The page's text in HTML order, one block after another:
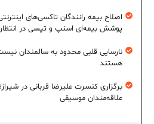
اصلاح بیمه رانندگان تاکسی‌های
پوشش بیمه‌ای اسنپ و تپسی در انتظار
نارسایی قلبی محدود به سالمندان
هستند
برگزاری کنسرت علیرضا قربانی در
علاقه‌مندان موسیقی